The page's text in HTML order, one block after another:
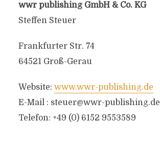
wwr publishing GmbH & Co. KG
Steffen Steuer
Frankfurter Str. 74
64521 Groß-Gerau
Website: www.wwr-publishing.de
E-Mail : steuer@wwr-publishing.de
Telefon: +49 (0) 6152 9553589